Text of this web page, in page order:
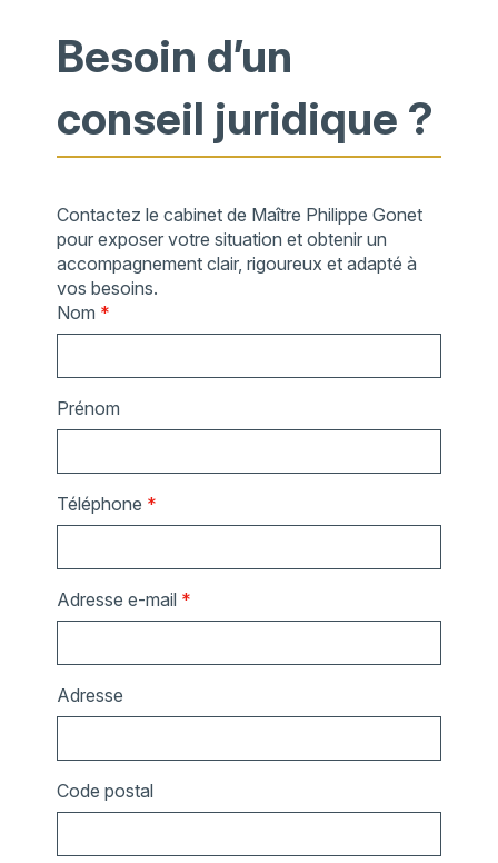
Besoin d’un
conseil juridique ?
Contactez le cabinet de Maître Philippe Gonet
pour exposer votre situation et obtenir un
accompagnement clair, rigoureux et adapté à
vos besoins.
Nom *
Prénom
Téléphone *
Adresse e-mail *
Adresse
Code postal